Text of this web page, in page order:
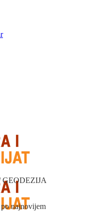
GEODEZIJA
najnovijem